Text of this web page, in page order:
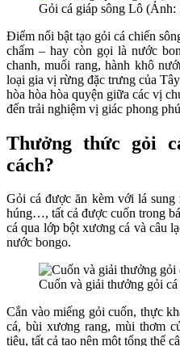
Gỏi cá giáp sông Lô (Ảnh:
Điểm nổi bật tạo gỏi cá chiến
chấm – hay còn gọi là nước
chanh, muối rang, hành khô
loại gia vị rừng đặc trưng của
hòa hòa hòa quyện giữa các vị
đến trải nghiệm vị giác phong
Thưởng thức gỏi
cách?
Gỏi cá được ăn kèm với lá
húng…, tất cả được cuốn trong
cá qua lớp bột xương cá và câu
nước bongo.
Cuốn và giải thưởng gỏi
Cắn vào miếng gỏi cuốn, thực
cá, bùi xương rang, mùi thơm
tiêu, tất cả tạo nên một tổng thể